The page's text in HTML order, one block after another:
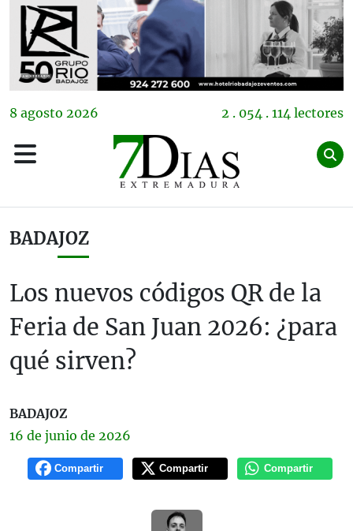
8 agosto 2026 2 . 054 . 114 lectores
BADAJOZ
Los nuevos códigos QR de la
Feria de San Juan 2026: ¿para
qué sirven?
BADAJOZ
16 de junio de 2026
Compartir Compartir Compartir